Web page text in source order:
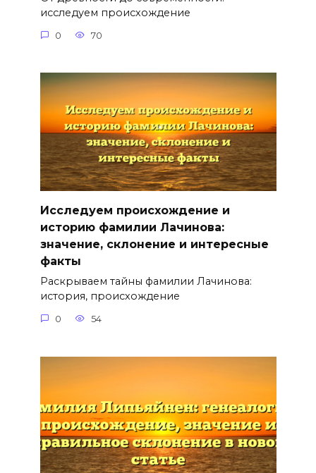
исследуем происхождение
0 70
Исследуем происхождение и
историю фамилии Лачинова:
значение, склонение и интересные
факты
Раскрываем тайны фамилии Лачинова:
история, происхождение
0 54